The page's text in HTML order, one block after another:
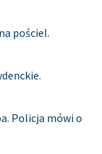
pościel.
Policja mówi o